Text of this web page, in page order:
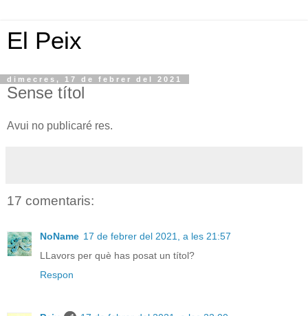
El Peix
dimecres, 17 de febrer del 2021
Sense títol
Avui no publicaré res.
17 comentaris:
NoName 17 de febrer del 2021, a les 21:57
LLavors per què has posat un títol?
Respon